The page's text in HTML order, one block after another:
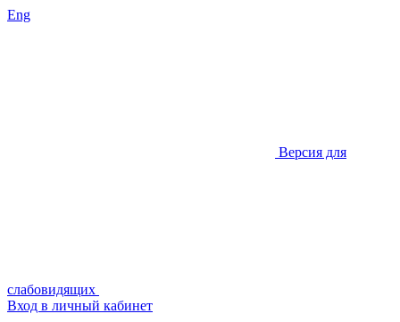
Eng
Версия для
слабовидящих
Вход в личный кабинет